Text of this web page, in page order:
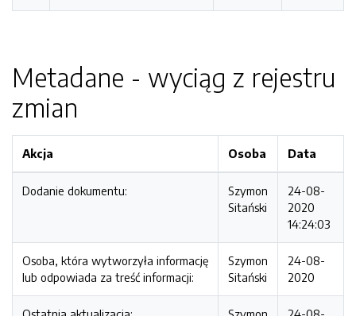
Metadane - wyciąg z rejestru
zmian
Akcja Osoba Data
Dodanie dokumentu:
Szymon
Sitański
24-08-
2020
14:24:03
Osoba, która wytworzyła informację
lub odpowiada za treść informacji:
Szymon
Sitański
24-08-
2020